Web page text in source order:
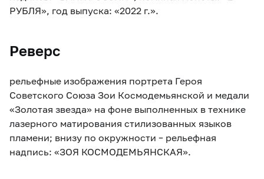
РУБЛЯ», год выпуска: «2022 г.».
Реверс
рельефные изображения портрета Героя
Советского Союза Зои Космодемьянской и медали
«Золотая звезда» на фоне выполненных в технике
лазерного матирования стилизованных языков
пламени; внизу по окружности – рельефная
надпись: «ЗОЯ КОСМОДЕМЬЯНСКАЯ».